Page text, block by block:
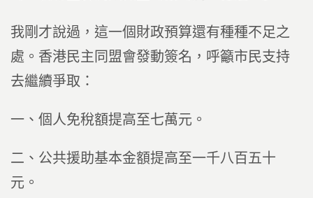
我剛才說過，這一個財政預算還有種種不足之
處。香港民主同盟會發動簽名，呼籲市民支持
去繼續爭取：
一、個人免稅額提高至七萬元。
二、公共援助基本金額提高至一千八百五十
元。